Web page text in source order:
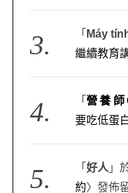
「 Máy
繼續教育
「營養
要吃低蛋
「好人 」
約〉發佈